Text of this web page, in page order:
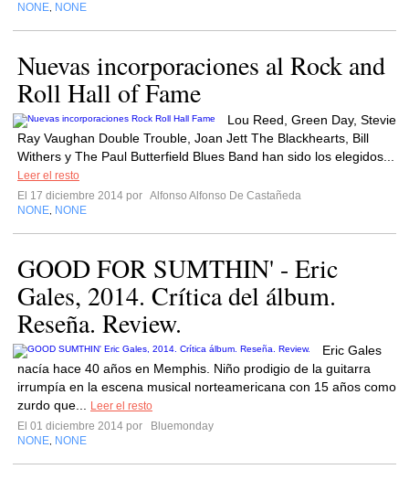
NONE NONE
Nuevas incorporaciones al Rock and
Roll Hall of Fame
Lou Reed, Green Day, Stevie
Ray Vaughan Double Trouble, Joan Jett The Blackhearts, Bill
Withers y The Paul Butterfield Blues Band han sido los elegidos...
Leer el resto
El 17 diciembre 2014 por Alfonso Alfonso De Castañeda
NONE NONE
GOOD FOR SUMTHIN' - Eric
Gales, 2014. Crítica del álbum.
Reseña. Review.
Eric Gales
nacía hace 40 años en Memphis. Niño prodigio de la guitarra
irrumpía en la escena musical norteamericana con 15 años como
zurdo que...
Leer el resto
El 01 diciembre 2014 por
Bluemonday
NONE NONE